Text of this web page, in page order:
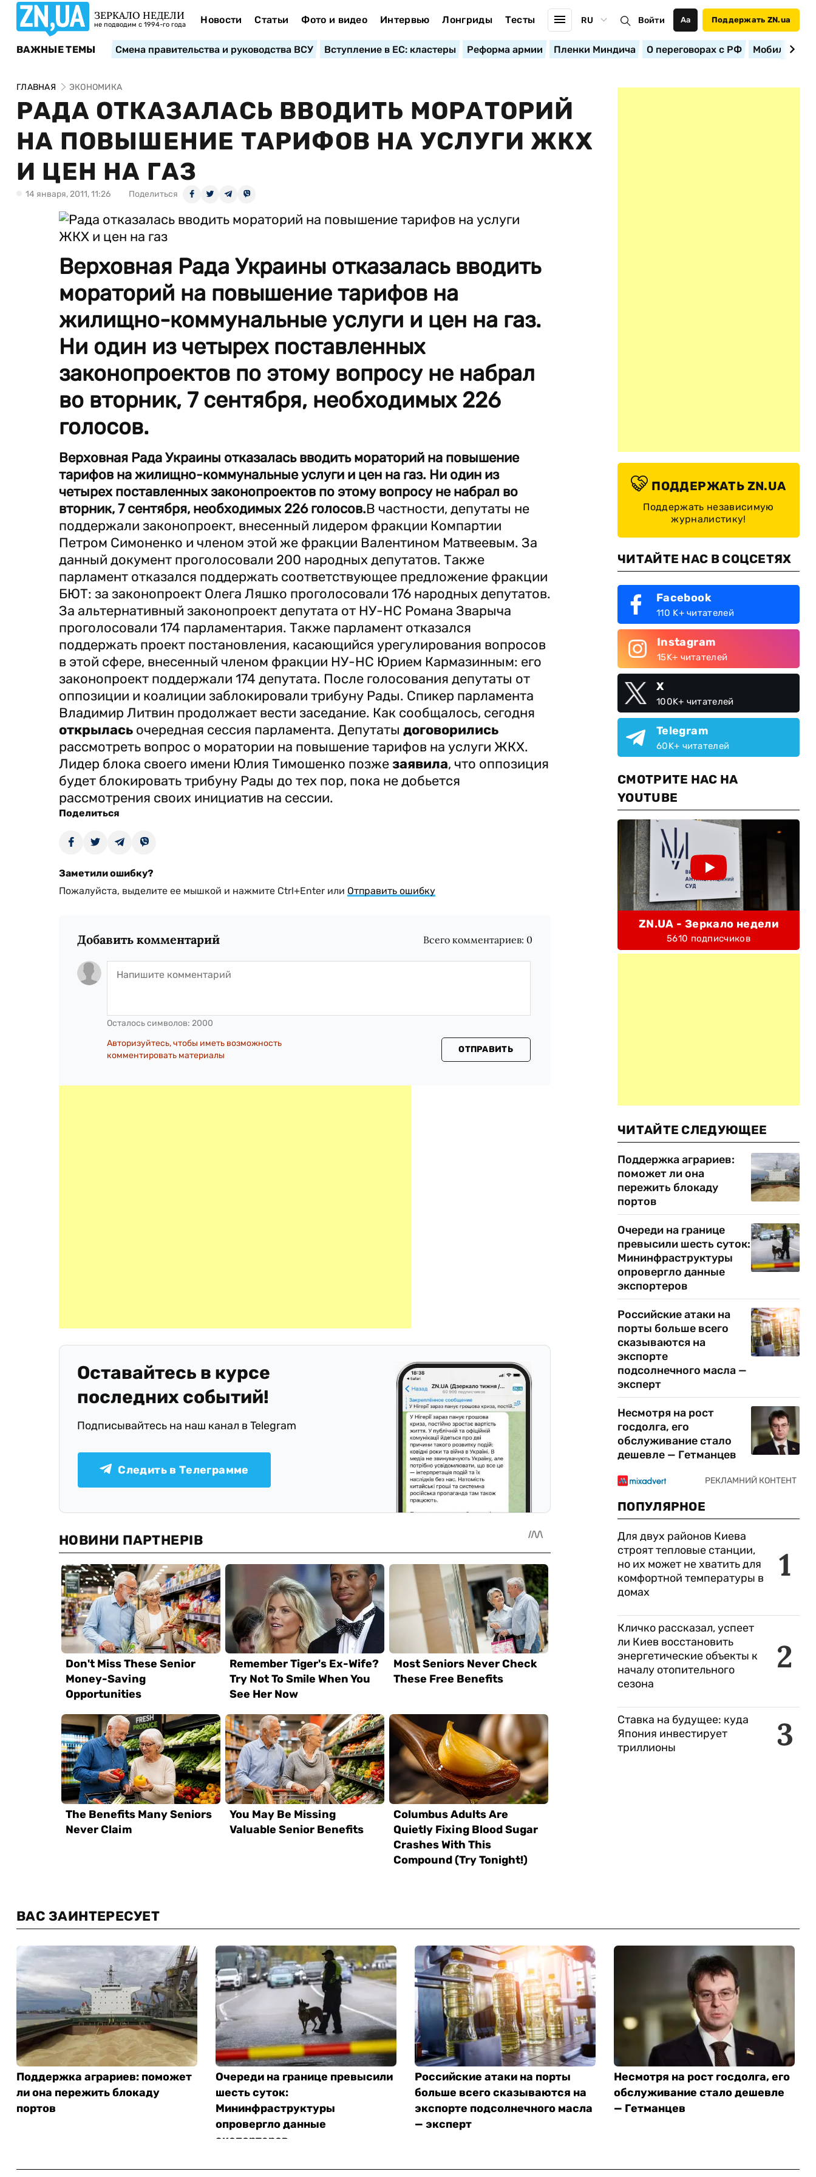
ЗЕРКАЛО НЕДЕЛИ
не подводим с 1994-го года Новости Статьи Фото и видео Интервью Лонгриды Тесты RU Войти Аа Поддержать ZN.ua
ВАЖНЫЕ ТЕМЫ Смена правительства и руководства ВСУ Вступление в ЕС: кластеры Реформа армии Пленки Миндича О переговорах с РФ
ГЛАВНАЯ ЭКОНОМИКА
РАДА ОТКАЗАЛАСЬ ВВОДИТЬ МОРАТОРИЙ
НА ПОВЫШЕНИЕ ТАРИФОВ НА УСЛУГИ ЖКХ
И ЦЕН НА ГАЗ
14 января, 2011, 11:26 Поделиться
Верховная Рада Украины отказалась вводить
мораторий на повышение тарифов на
жилищно-коммунальные услуги и цен на газ.
Ни один из четырех поставленных
законопроектов по этому вопросу не набрал
во вторник, 7 сентября, необходимых 226
голосов.
Верховная Рада Украины отказалась вводить мораторий на повышение
тарифов на жилищно-коммунальные услуги и цен на газ. Ни один из
четырех поставленных законопроектов по этому вопросу не набрал во
вторник, 7 сентября, необходимых 226 голосов.В частности, депутаты не
поддержали законопроект, внесенный лидером фракции Компартии
Петром Симоненко и членом этой же фракции Валентином Матвеевым. За
данный документ проголосовали 200 народных депутатов. Также
парламент отказался поддержать соответствующее предложение фракции
БЮТ: за законопроект Олега Ляшко проголосовали 176 народных депутатов.
За альтернативный законопроект депутата от НУ-НС Романа Зварыча
проголосовали 174 парламентария. Также парламент отказался
поддержать проект постановления, касающийся урегулирования вопросов
в этой сфере, внесенный членом фракции НУ-НС Юрием Кармазинным: его
законопроект поддержали 174 депутата. После голосования депутаты от
оппозиции и коалиции заблокировали трибуну Рады. Спикер парламента
Владимир Литвин продолжает вести заседание. Как сообщалось, сегодня
открылась очередная сессия парламента. Депутаты договорились
рассмотреть вопрос о моратории на повышение тарифов на услуги ЖКХ.
Лидер блока своего имени Юлия Тимошенко позже заявила, что оппозиция
будет блокировать трибуну Рады до тех пор, пока не добьется
рассмотрения своих инициатив на сессии.
Поделиться
Заметили ошибку?
Пожалуйста, выделите ее мышкой и нажмите Ctrl+Enter или Отправить ошибку
Добавить комментарий Всего комментариев: 0
Осталось символов: 2000
Авторизуйтесь, чтобы иметь возможность
комментировать материалы
ОТПРАВИТЬ
Оставайтесь в курсе
последних событий!
Подписывайтесь на наш канал в Telegram
Следить в Телеграмме
ПОДДЕРЖАТЬ ZN.UA
Поддержать независимую
журналистику!
ЧИТАЙТЕ НАС В СОЦСЕТЯХ
Facebook
110 K+ читателей
Instagram
15K+ читателей
X
100K+ читателей
Telegram
60K+ читателей
СМОТРИТЕ НАС НА
YOUTUBE
ZN.UA - Зеркало недели
5610 подписчиков
ЧИТАЙТЕ СЛЕДУЮЩЕЕ
Поддержка аграриев:
поможет ли она
пережить блокаду
портов
Очереди на границе
превысили шесть суток:
Мининфраструктуры
опровергло данные
экспортеров
Российские атаки на
порты больше всего
сказываются на
экспорте
подсолнечного масла —
эксперт
Несмотря на рост
госдолга, его
обслуживание стало
дешевле — Гетманцев
ПОПУЛЯРНОЕ
1
Для двух районов Киева
строят тепловые станции,
но их может не хватить для
комфортной температуры в
домах
2
Кличко рассказал, успеет
ли Киев восстановить
энергетические объекты к
началу отопительного
сезона
3
Ставка на будущее: куда
Япония инвестирует
триллионы
ВАС ЗАИНТЕРЕСУЕТ
Поддержка аграриев: поможет
ли она пережить блокаду
портов
Очереди на границе превысили
шесть суток:
Мининфраструктуры
опровергло данные
экспортеров
Российские атаки на порты
больше всего сказываются на
экспорте подсолнечного масла
— эксперт
Несмотря на рост госдолга, его
обслуживание стало дешевле
— Гетманцев